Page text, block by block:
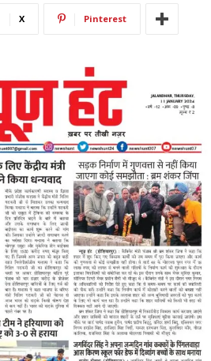
X Pinterest